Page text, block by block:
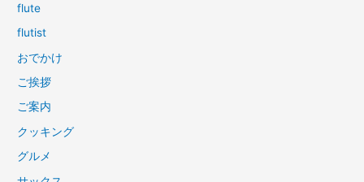
flute
flutist
おでかけ
ご挨拶
ご案内
クッキング
グルメ